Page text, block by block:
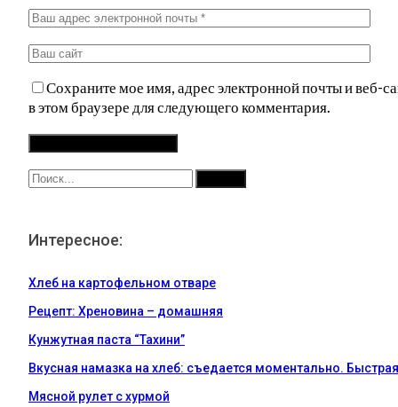
Сохраните мое имя, адрес электронной почты и веб-
в этом браузере для следующего комментария.
Интересное:
Хлеб на картофельном отваре
Рецепт: Хреновина – домашняя
Кунжутная паста “Тахини”
Вкусная намазка на хлеб: съедается моментально.
Мясной рулет с хурмой